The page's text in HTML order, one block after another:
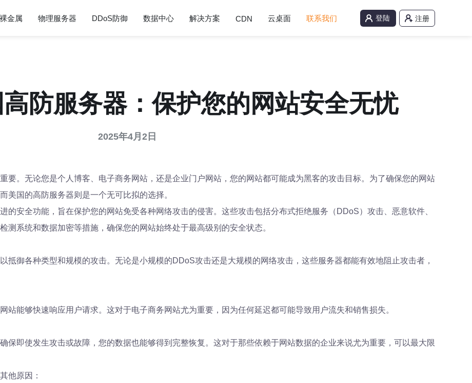
裸金属 物理服务器 DDoS防御 数据中心 解决方案 CDN 云桌面 联系我们 登陆 注册
防服务器：保护您的网站安全无忧
2025年4月2日
要。无论您是个人博客、电子商务网站，还是企业门户网站，您的网站都可能成为黑客的攻击目标。为了确保您的网站
美国的高防服务器则是一个无可比拟的选择。
的安全功能，旨在保护您的网站免受各种网络攻击的侵害。这些攻击包括分布式拒绝服务（DDoS）攻击、恶意软件、
测系统和数据加密等措施，确保您的网站始终处于最高级别的安全状态。
抵御各种类型和规模的攻击。无论是小规模的DDoS攻击还是大规模的网络攻击，这些服务器都能有效地阻止攻击者，
站能够快速响应用户请求。这对于电子商务网站尤为重要，因为任何延迟都可能导致用户流失和销售损失。
保即使发生攻击或故障，您的数据也能够得到完整恢复。这对于那些依赖于网站数据的企业来说尤为重要，可以最大限
他原因：